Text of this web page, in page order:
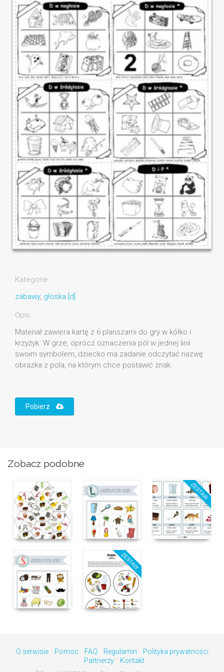
Kategorie:
zabawy, głoska [d]
Opis:
Materiał zawiera kartę z 6 planszami do gry w kółko i
krzyżyk. W grze, oprócz oznaczenia pól w jednej linii
swoim symbolem, dziecko ma zadanie odczytać nazwę
obrazka z pola, na którym chce postawić znak.
Pobierz
Zobacz podobne
O serwisie Pomoc FAQ Regulamin
Polityka prywatności
Partnerzy
Kontakt